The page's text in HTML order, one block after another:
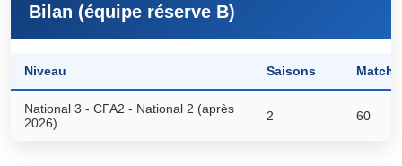
Bilan (équipe réserve B)
Niveau Saisons Matchs
National 3 - CFA2 - National 2 (après
2026)
2 60